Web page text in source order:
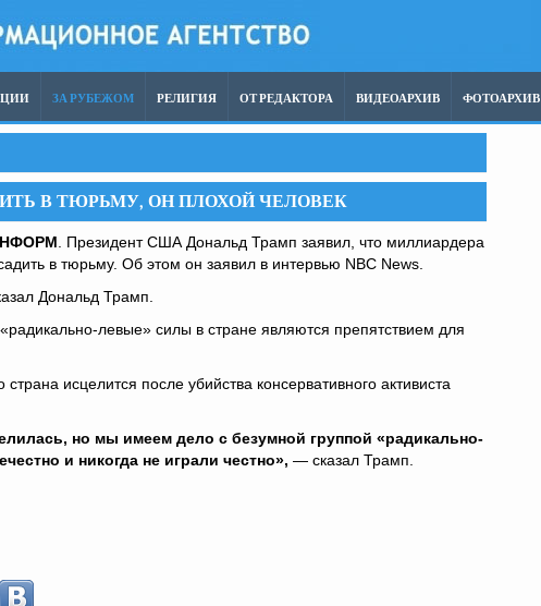
ЗА РУБЕЖОМ РЕЛИГИЯ ОТ РЕДАКТОРА ВИДЕОАРХИВ ФОТОАРХИВ
В ТЮРЬМУ, ОН ПЛОХОЙ ЧЕЛОВЕК
. Президент США Дональд Трамп заявил, что миллиардера
в тюрьму. Об этом он заявил в интервью NBC News.
Дональд Трамп.
левые» силы в стране являются препятствием для
исцелится после убийства консервативного активиста
но мы имеем дело с безумной группой «радикально-
и никогда не играли честно», — сказал Трамп.